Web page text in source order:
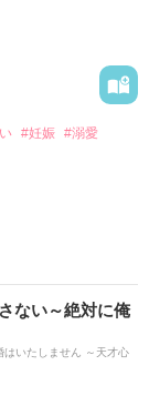
」
うの？
。
。
ー
#妊娠 #溺愛
れ金とも思え
その時の相手
で。憎しみが溢
ない～絶対に俺
いたしません ～天才心